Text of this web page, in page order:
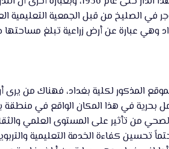
في الصليخ من قبل الجمعية التعليمية
عبارة عن أرض زراعية تبلغ مساحتها حوالي
المذكور لكلية بغداد، فهناك من
بحرية في هذا المكان الواقع في
من تأثير على المستوى العلمي
تحسين كفاءة الخدمة التعليمية